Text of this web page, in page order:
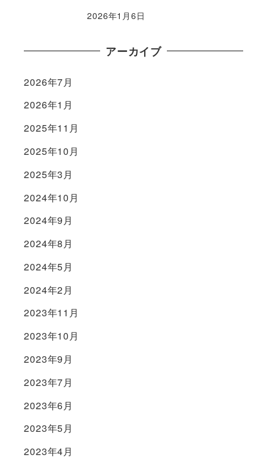
2026年1月6日
アーカイブ
2026年7月
2026年1月
2025年11月
2025年10月
2025年3月
2024年10月
2024年9月
2024年8月
2024年5月
2024年2月
2023年11月
2023年10月
2023年9月
2023年7月
2023年6月
2023年5月
2023年4月